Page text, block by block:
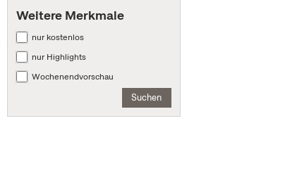
Weitere Merkmale
nur kostenlos
nur Highlights
Wochenendvorschau
Suchen